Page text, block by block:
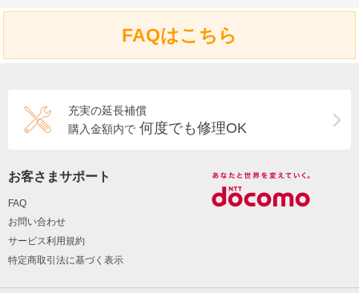
FAQはこちら
充実の延長補償
購入金額内で 何度でも修理OK
お客さまサポート
FAQ
お問い合わせ
サービス利用規約
特定商取引法に基づく表示